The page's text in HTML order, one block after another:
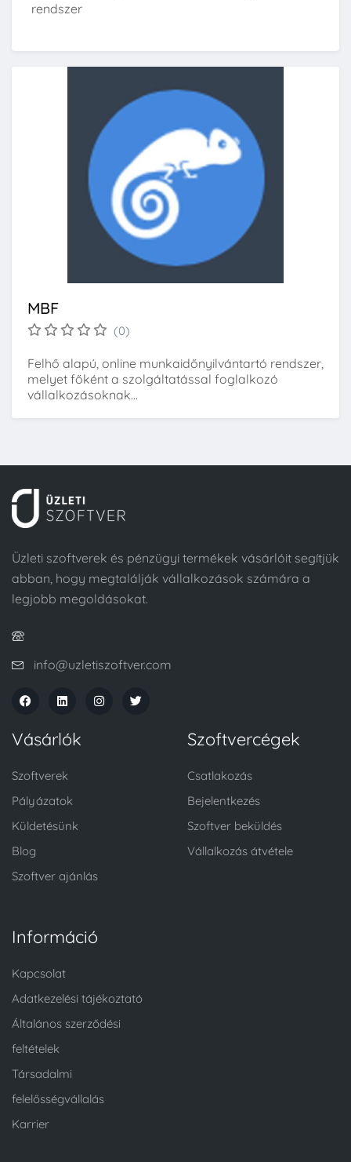
rendszer
MBF
(0)
Felhő alapú, online munkaidőnyilvántartó rendszer,
melyet főként a szolgáltatással foglalkozó
vállalkozásoknak...
Üzleti szoftverek és pénzügyi termékek vásárlóit segítjük
abban, hogy megtalálják vállalkozások számára a
legjobb megoldásokat.
info@uzletiszoftver.com
Vásárlók
Szoftverek
Pályázatok
Küldetésünk
Blog
Szoftver ajánlás
Szoftvercégek
Csatlakozás
Bejelentkezés
Szoftver beküldés
Vállalkozás átvétele
Információ
Kapcsolat
Adatkezelési tájékoztató
Általános szerződési
feltételek
Társadalmi
felelősségvállalás
Karrier